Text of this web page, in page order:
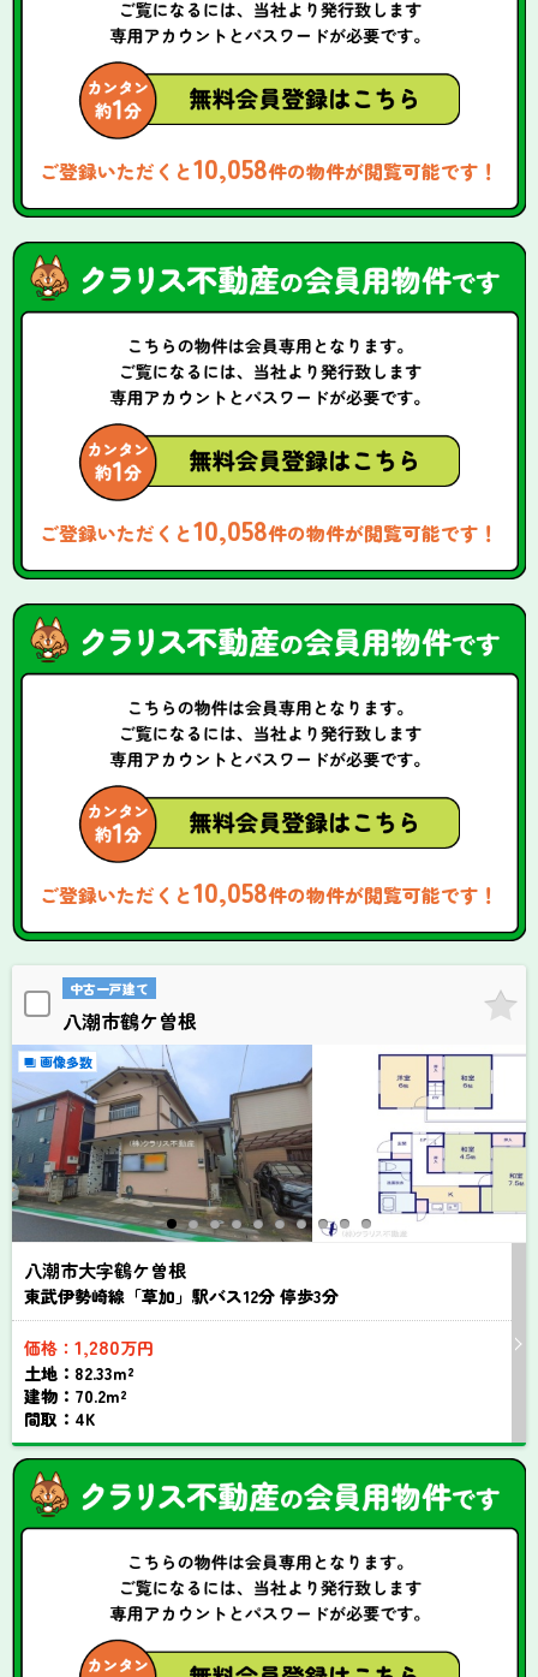
ご登録いただくと10,058件の物件が閲覧可能です！
ご登録いただくと10,058件の物件が閲覧可能です！
ご登録いただくと10,058件の物件が閲覧可能です！
中古一戸建て
八潮市鶴ケ曽根
画像多数
八潮市大字鶴ケ曽根
東武伊勢崎線「草加」駅バス12分 停歩3分
価格： 1,280万円
土地：82.33m²
建物：70.2m²
間取：4K